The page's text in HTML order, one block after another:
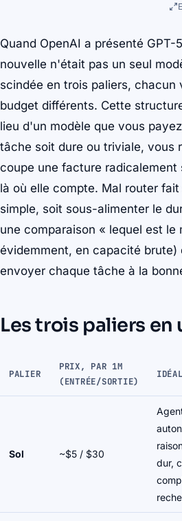
Quand OpenAI a présenté
nouvelle n'était pas un seul
scindée en trois paliers, chacun
budget différents. Cette
lieu d'un modèle que vous
tâche soit dure ou triviale, vous
coupe une facture radicalement
là où elle compte. Mal router
simple, soit sous-alimenter le
une comparaison « lequel est le
évidemment, en capacité brute)
envoyer chaque tâche à la
Les trois paliers en
PALIER
PRIX, PAR 1M
(ENTRÉE/SORTIE)
Sol ~$5 / $30
dur,